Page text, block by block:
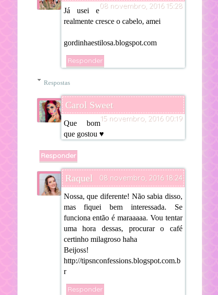
08 novembro, 2016 15:28
Já usei e
realmente cresce o cabelo, amei
gordinhaestilosa.blogspot.com
Responder
Respostas
Carol Sweet
15 novembro, 2016 00:19
Que bom
que gostou ♥
Responder
Raquel 08 novembro, 2016 18:24
Nossa, que diferente! Não sabia disso,
mas fiquei bem interessada. Se
funciona então é maraaaaa. Vou tentar
uma hora dessas, procurar o café
certinho milagroso haha
Beijoss!
http://tipsnconfessions.blogspot.com.b
r
Responder